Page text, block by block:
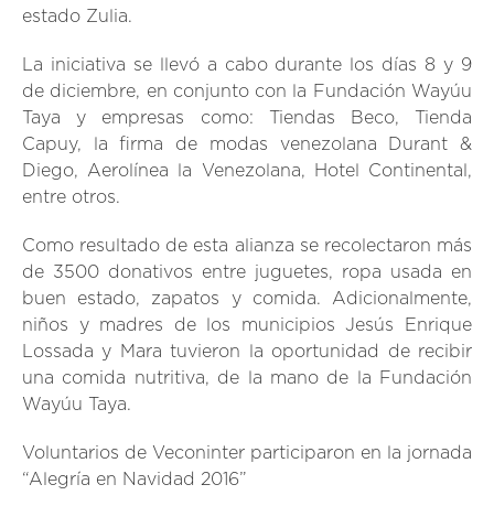
estado Zulia.
La iniciativa se llevó a cabo durante los días 8 y 9
de diciembre, en conjunto con la Fundación Wayúu
Taya y empresas como: Tiendas Beco, Tienda
Capuy, la firma de modas venezolana Durant &
Diego, Aerolínea la Venezolana, Hotel Continental,
entre otros.
Como resultado de esta alianza se recolectaron más
de 3500 donativos entre juguetes, ropa usada en
buen estado, zapatos y comida. Adicionalmente,
niños y madres de los municipios Jesús Enrique
Lossada y Mara tuvieron la oportunidad de recibir
una comida nutritiva, de la mano de la Fundación
Wayúu Taya.
Voluntarios de Veconinter participaron en la jornada
“Alegría en Navidad 2016”